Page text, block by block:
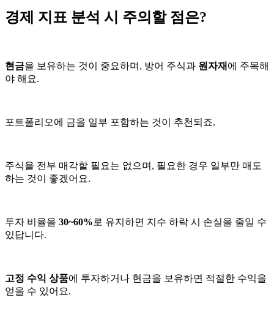
경제 지표 분석 시 주의할 점은?
현금을 보유하는 것이 중요하며, 방어 주식과 원자재 에 주목해
야 해요.
포트폴리오에 금을 일부 포함하는 것이 추천되죠.
주식을 전부 매각할 필요는 없으며, 필요한 경우 일부만 매도
하는 것이 좋겠어요.
투자 비율을 30~60%로 유지하면 지수 하락 시 손실을 줄일 수
있답니다.
고정 수익 상품에 투자하거나 현금을 보유하면 적절한 수익을
얻을 수 있어요.